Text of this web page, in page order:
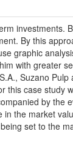
investments.
By this
graphic
with greater
Suzano Pulp
this case study
by the
in the market
set to the